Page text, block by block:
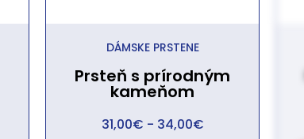
DÁMSKE PRSTENE
Prsteň s prírodným
kameňom
31,00€ - 34,00€